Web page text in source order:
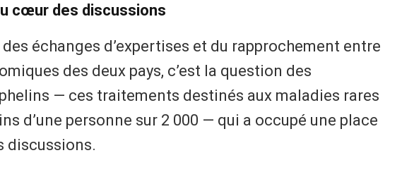
cœur des discussions
échanges d’expertises et du rapprochement entre
des deux pays, c’est la question des
— ces traitements destinés aux maladies rares
d’une personne sur 2 000 — qui a occupé une place
discussions.